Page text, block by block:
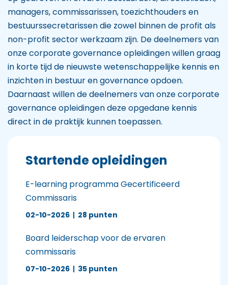
managers, commissarissen, toezichthouders en
bestuurssecretarissen die zowel binnen de profit als
non-profit sector werkzaam zijn. De deelnemers van
onze corporate governance opleidingen willen graag
in korte tijd de nieuwste wetenschappelijke kennis en
inzichten in bestuur en governance opdoen.
Daarnaast willen de deelnemers van onze corporate
governance opleidingen deze opgedane kennis
direct in de praktijk kunnen toepassen.
Startende opleidingen
E-learning programma Gecertificeerd
Commissaris
02-10-2026 | 28 punten
Board leiderschap voor de ervaren
commissaris
07-10-2026 | 35 punten